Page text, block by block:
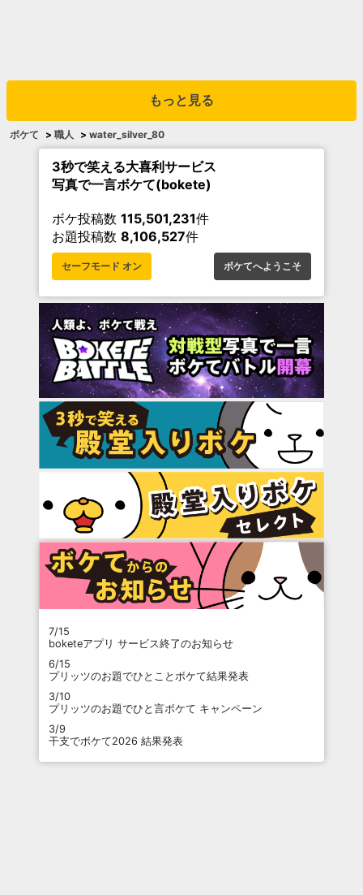
もっと見る
ボケて > 職人 > water_silver_80
3秒で笑える大喜利サービス
写真で一言ボケて(bokete)
ボケ投稿数 115,501,231件
お題投稿数 8,106,527件
セーフモード オン ボケてへようこそ
7/15
boketeアプリ サービス終了のお知らせ
6/15
プリッツのお題でひとことボケて結果発表
3/10
プリッツのお題でひと言ボケて キャンペーン
3/9
干支でボケて2026 結果発表